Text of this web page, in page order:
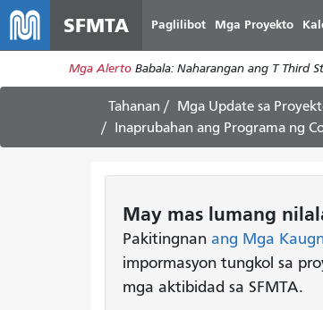
SFMTA Paglilibot Mga Proyekto
Mga Alerto Babala: Naharangan ang T Third
Tahanan Mga Update sa
Inaprubahan ang Programa ng
May mas lumang
Pakitingnan ang Mga
impormasyon tungkol sa
mga aktibidad sa SFMTA.